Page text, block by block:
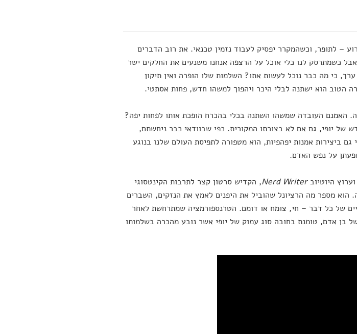
– לתופר, וכשהמקרר יפסיק לעבוד נזמין טכנאי. את רוב הדברים
אבל כשמתרסק לנו כלי אוכל על הרצפה אנחנו משנעים את החלקים ישר
כי מה כבר נוכל לעשות אתו? השלמות שלו הופרה ואין תיקון
הטוב הוא ישתנה לבלי היכר ויהפוך למשהו חדש, פחות אסתטי.
האמנם העובדה שמשהו השתנה בכלי בהכרח הופכת אותו לפחות יפה?
של יופי, גם אם לא בצורתו המקורית. כפי שבוודאי כבר ניחשתם,
גם ביצירות אמנות יפהפיות, הוא מטפורה לתפיסת העולם שלנו בנוגע
על נפש האדם.
היוטיובNerd Writer, הקדיש סרטון קצר לתרבות הקינטסוגי
הוא מספר מה הרציונל שהוביל את היפנים לאמץ את הנזקים, השברים
של כל דבר – חי, צומח או דומם. הטרנספורמציה שמתרחשת לאחר
בן אדם, טומנת בחובה סוג עמוק של יופי אשר נובע מהכרה בשלמותו